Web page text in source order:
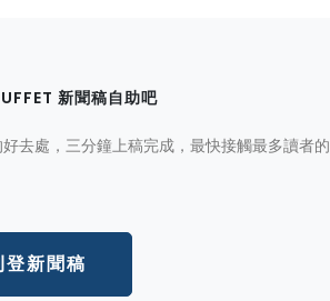
新聞稿自助吧
去處，三分鐘上稿完成，最快接觸最多讀者的
登新聞稿